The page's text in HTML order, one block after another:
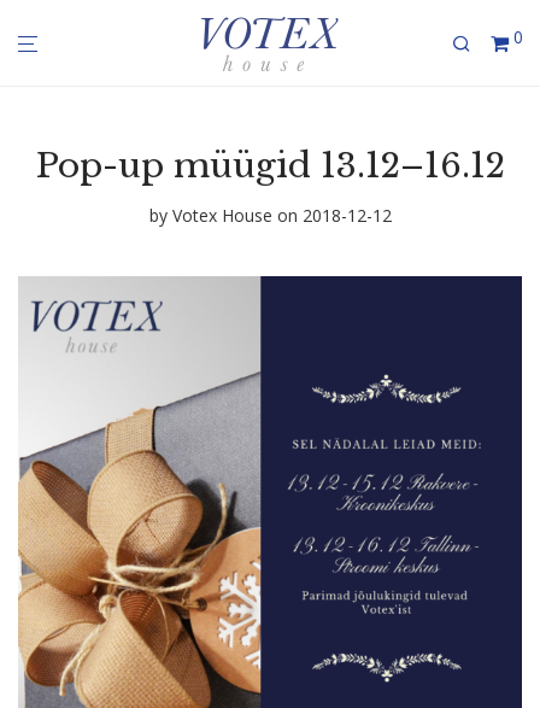
0
Pop-up müügid 13.12–16.12
by Votex House on 2018-12-12